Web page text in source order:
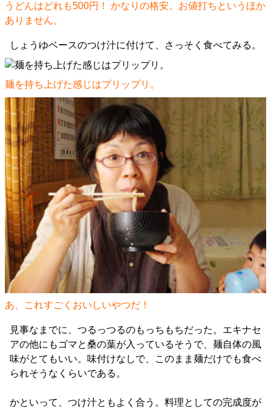
うどんはどれも500円！ かなりの格安。お値打ちというほか
ありません。
しょうゆベースのつけ汁に付けて、さっそく食べてみる。
麺を持ち上げた感じはプリップリ。
あ、これすごくおいしいやつだ！
見事なまでに、つるっつるのもっちもちだった。エキナセ
アの他にもゴマと桑の葉が入っているそうで、麺自体の風
味がとてもいい。味付けなしで、このまま麺だけでも食べ
られそうなくらいである。
かといって、つけ汁ともよく合う。料理としての完成度が